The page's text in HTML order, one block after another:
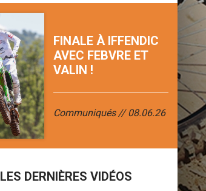
FINALE À IFFENDIC
AVEC FEBVRE ET
VALIN !
Communiqués 08.06.26
LES DERNIÈRES VIDÉOS